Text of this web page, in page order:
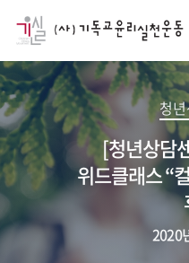
청
[청년상담
위드클래스 “
2020